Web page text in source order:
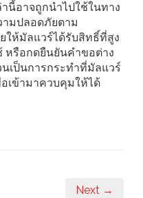
นี้อาจถูกนำไปใช้ในทาง
ามปลอดภัยตาม
ให้มัลแวร์ได้รับสิทธิ์ที่สูง
หรือกดยืนยันคำขอต่าง
เป็นการกระทำที่มัลแวร์
เข้ามาควบคุมให้ได้
Next →